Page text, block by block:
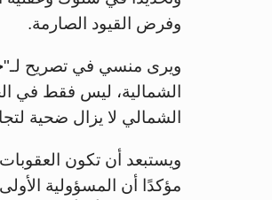
وفرض القيود الصارمة.
ويرى منسي في تصريح لـ"
الشمالية، ليس فقط في
الشمالي لا يزال ضحية
ويستبعد أن تكون
مؤكدًا أن المسؤولية